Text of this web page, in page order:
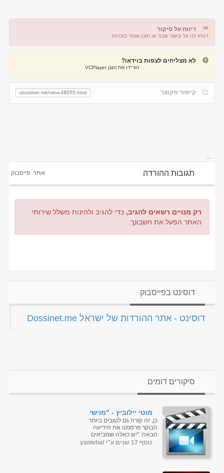
דיווח על סיקור
דווחו לנו על קישור שבור או תוכן שמור בזכויות
דיווח על קישור שבור
לא מצליחים לצפות בוידאו?
הורידו את הנגן VCPlayer
קישור מקוצר
תגובות ההורדה אתר פייסבוק
רק מנויים רשאים להגיב, כדי להגיב ולהינות משלל שירותי
האתר הפעל את חשבונך.
דוסינט בפייסבוק
‏דוסינט - אתר ההורדות של ישראל Dossinet.me‏
סיקורים דומים
מוטי יילוביץ - "מוישי
מוישי" - חדש
כן, זה קורה גם לטובים ביותר.
הבוקר פרסמנו את הידיעה
הבאה: "יש כאלה שמביאים
צ"קים לחתונה, ליפא שמלצר
נוסף 17 שנים ע"י yanivhal